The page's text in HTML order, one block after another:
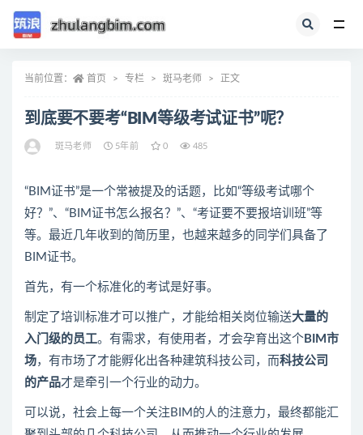
当前位置： 首页 专栏 斑马老师 正文
到底要不要考“BIM等级考试证书”呢？
斑马老师 5年前 0 485
“BIM证书”是一个常被提及的话题，比如“等级考试哪个
好？”、“BIM证书怎么报名？”、“考证要不要报培训班”等
等。最近几年收到的简历里，也越来越多的同学们具备了
BIM证书。
首先，有一个标准化的考试是好事。
制定了培训标准才可以推广，才能给相关岗位输送大量的
入门级的员工。有需求，有使用者，才会孕育出这个 BIM市
场，有市场了才能孵化出各种建筑科技公司，而科技公司
的产品才是牵引一个行业的动力。
可以说，社会上每一个关注BIM的人的注意力，最终都能汇